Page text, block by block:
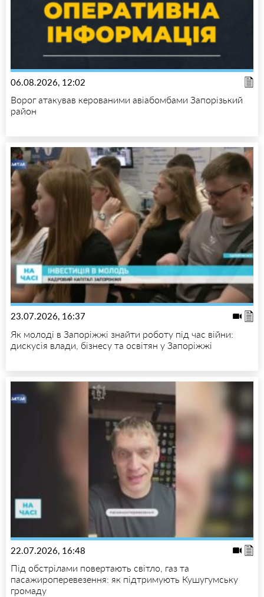
06.08.2026, 12:02
Ворог атакував керованими авіабомбами Запорізький
район
23.07.2026, 16:37
Як молоді в Запоріжжі знайти роботу під час війни:
дискусія влади, бізнесу та освітян у Запоріжжі
22.07.2026, 16:48
Під обстрілами повертають світло, газ та
пасажироперевезення: як підтримують Кушугумську
громаду